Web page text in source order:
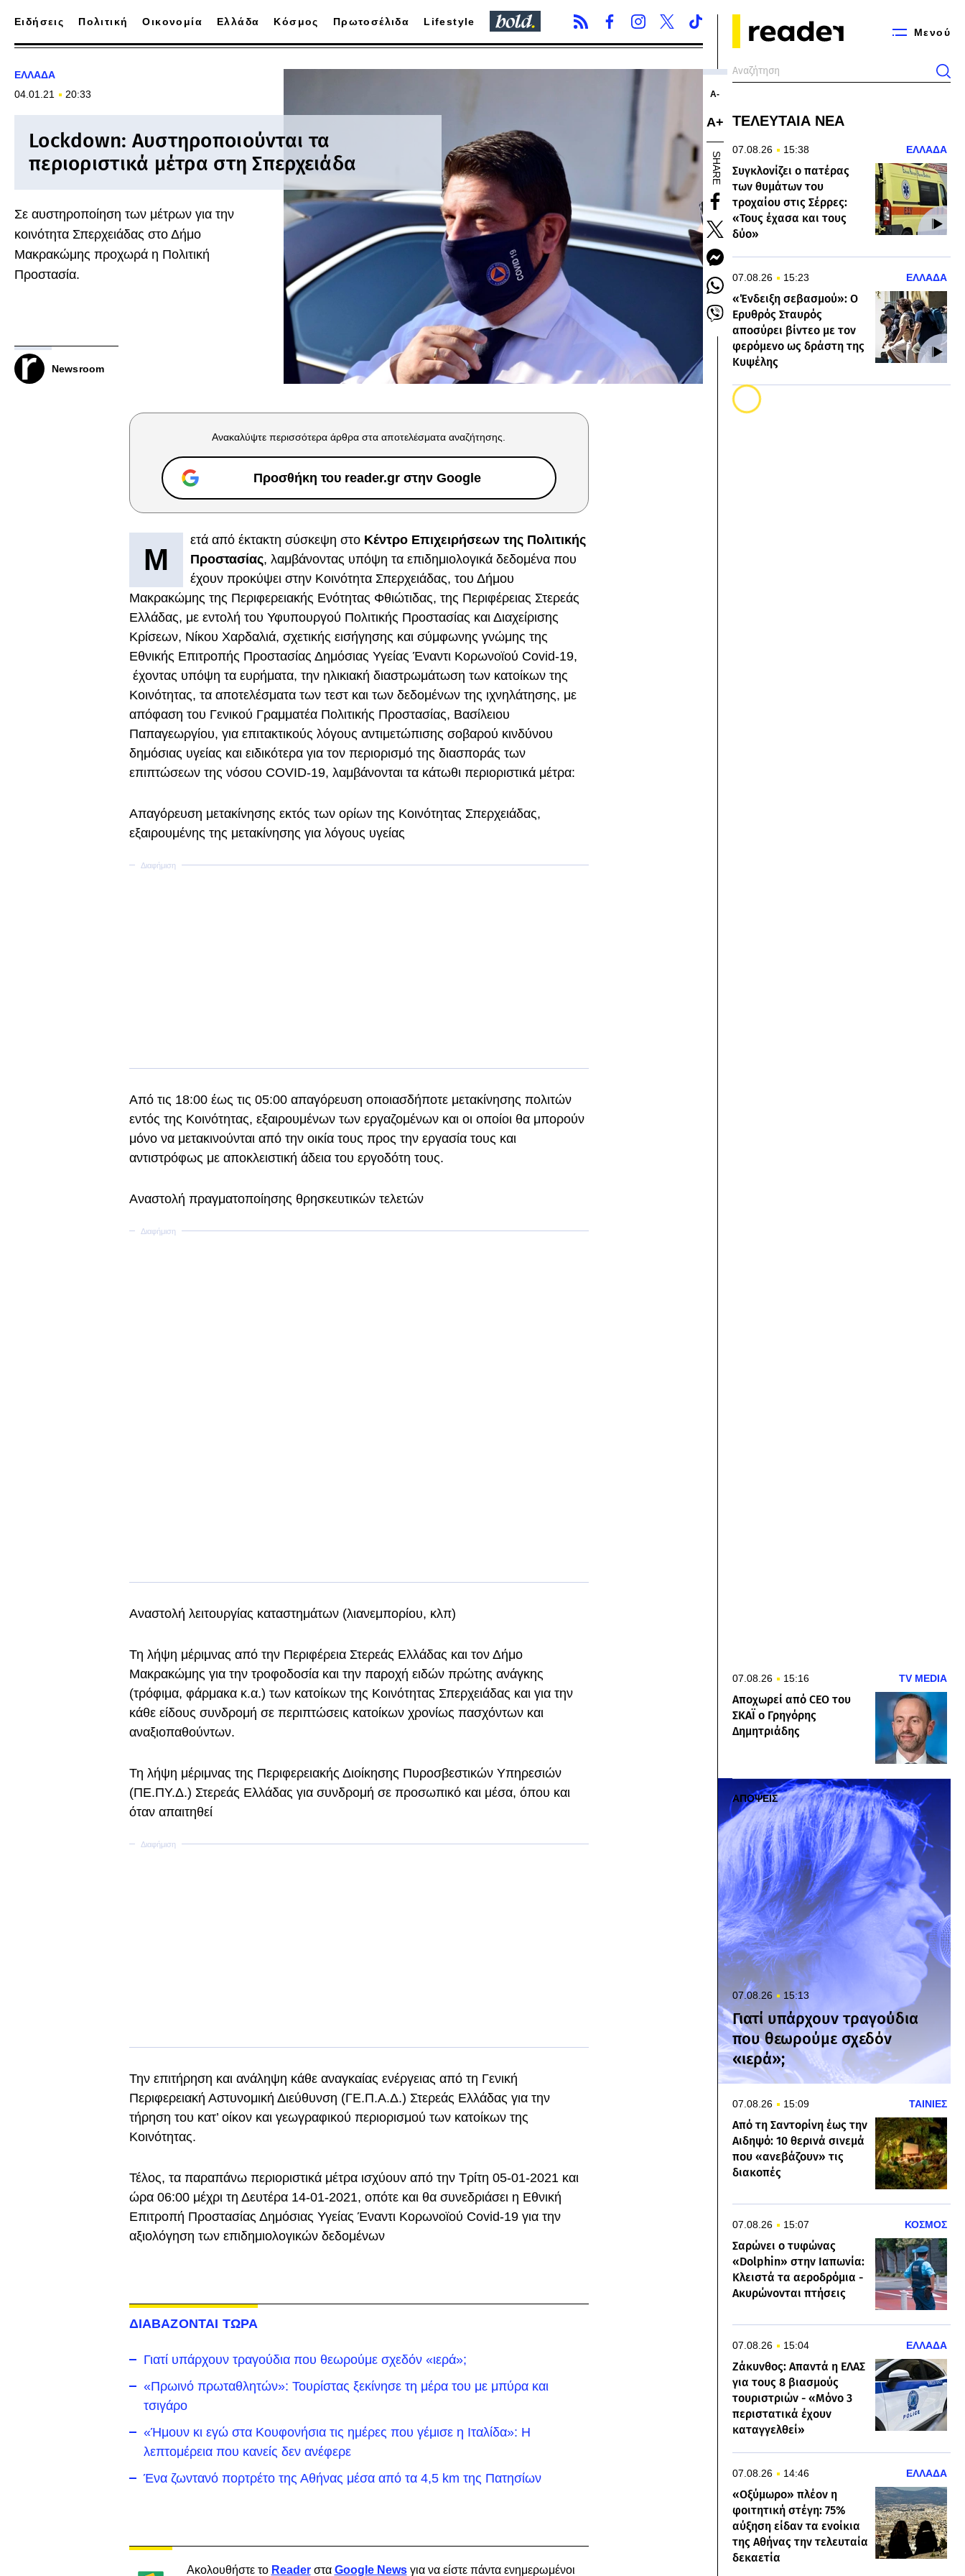
Μενού
Ειδήσεις Πολιτική Οικονομία Ελλάδα Κόσμος Πρωτοσέλιδα Lifestyle
ΕΛΛΑΔΑ
04.01.21
20:33
Lockdown: Αυστηροποιούνται τα
περιοριστικά μέτρα στη Σπερχειάδα
Σε αυστηροποίηση των μέτρων για την
κοινότητα Σπερχειάδας στο Δήμο
Μακρακώμης προχωρά η Πολιτική
Προστασία.
Newsroom
Α-
Α+
SHARE
Ανακαλύψτε περισσότερα άρθρα στα αποτελέσματα αναζήτησης.
Προσθήκη του reader.gr στην Google
Μ
ετά από έκτακτη σύσκεψη στο Κέντρο Επιχειρήσεων της Πολιτικής
Προστασίας, λαμβάνοντας υπόψη τα επιδημιολογικά δεδομένα που
έχουν προκύψει στην Κοινότητα Σπερχειάδας, του Δήμου
Μακρακώμης της Περιφερειακής Ενότητας Φθιώτιδας, της Περιφέρειας Στερεάς
Ελλάδας, με εντολή του Υφυπουργού Πολιτικής Προστασίας και Διαχείρισης
Κρίσεων, Νίκου Χαρδαλιά, σχετικής εισήγησης και σύμφωνης γνώμης της
Εθνικής Επιτροπής Προστασίας Δημόσιας Υγείας Έναντι Κορωνοϊού Covid-19,
έχοντας υπόψη τα ευρήματα, την ηλικιακή διαστρωμάτωση των κατοίκων της
Κοινότητας, τα αποτελέσματα των τεστ και των δεδομένων της ιχνηλάτησης, με
απόφαση του Γενικού Γραμματέα Πολιτικής Προστασίας, Βασίλειου
Παπαγεωργίου, για επιτακτικούς λόγους αντιμετώπισης σοβαρού κινδύνου
δημόσιας υγείας και ειδικότερα για τον περιορισμό της διασποράς των
επιπτώσεων της νόσου COVID-19, λαμβάνονται τα κάτωθι περιοριστικά μέτρα:
Απαγόρευση μετακίνησης εκτός των ορίων της Κοινότητας Σπερχειάδας,
εξαιρουμένης της μετακίνησης για λόγους υγείας
Από τις 18:00 έως τις 05:00 απαγόρευση οποιασδήποτε μετακίνησης πολιτών
εντός της Κοινότητας, εξαιρουμένων των εργαζομένων και οι οποίοι θα μπορούν
μόνο να μετακινούνται από την οικία τους προς την εργασία τους και
αντιστρόφως με αποκλειστική άδεια του εργοδότη τους.
Αναστολή πραγματοποίησης θρησκευτικών τελετών
Αναστολή λειτουργίας καταστημάτων (λιανεμπορίου, κλπ)
Τη λήψη μέριμνας από την Περιφέρεια Στερεάς Ελλάδας και τον Δήμο
Μακρακώμης για την τροφοδοσία και την παροχή ειδών πρώτης ανάγκης
(τρόφιμα, φάρμακα κ.α.) των κατοίκων της Κοινότητας Σπερχειάδας και για την
κάθε είδους συνδρομή σε περιπτώσεις κατοίκων χρονίως πασχόντων και
αναξιοπαθούντων.
Τη λήψη μέριμνας της Περιφερειακής Διοίκησης Πυροσβεστικών Υπηρεσιών
(ΠΕ.ΠΥ.Δ.) Στερεάς Ελλάδας για συνδρομή σε προσωπικό και μέσα, όπου και
όταν απαιτηθεί
Την επιτήρηση και ανάληψη κάθε αναγκαίας ενέργειας από τη Γενική
Περιφερειακή Αστυνομική Διεύθυνση (ΓΕ.Π.Α.Δ.) Στερεάς Ελλάδας για την
τήρηση του κατ’ οίκον και γεωγραφικού περιορισμού των κατοίκων της
Κοινότητας.
Τέλος, τα παραπάνω περιοριστικά μέτρα ισχύουν από την Τρίτη 05-01-2021 και
ώρα 06:00 μέχρι τη Δευτέρα 14-01-2021, οπότε και θα συνεδριάσει η Εθνική
Επιτροπή Προστασίας Δημόσιας Υγείας Έναντι Κορωνοϊού Covid-19 για την
αξιολόγηση των επιδημιολογικών δεδομένων
ΔΙΑΒΑΖΟΝΤΑΙ ΤΩΡΑ
Γιατί υπάρχουν τραγούδια που θεωρούμε σχεδόν «ιερά»;
«Πρωινό πρωταθλητών»: Τουρίστας ξεκίνησε τη μέρα του με μπύρα και
τσιγάρο
«Ήμουν κι εγώ στα Κουφονήσια τις ημέρες που γέμισε η Ιταλίδα»: Η
λεπτομέρεια που κανείς δεν ανέφερε
Ένα ζωντανό πορτρέτο της Αθήνας μέσα από τα 4,5 km της Πατησίων
Ακολουθήστε το Readerστα Google Newsγια να είστε πάντα ενημερωμένοι
ΤΕΛΕΥΤΑΙΑ ΝΕΑ
07.08.26 15:38 ΕΛΛΑΔΑ
Συγκλονίζει ο πατέρας
των θυμάτων του
τροχαίου στις Σέρρες:
«Τους έχασα και τους
δύο»
07.08.26 15:23 ΕΛΛΑΔΑ
«Ένδειξη σεβασμού»: Ο
Ερυθρός Σταυρός
αποσύρει βίντεο με τον
φερόμενο ως δράστη της
Κυψέλης
07.08.26 15:16 TV MEDIA
Αποχωρεί από CEO του
ΣΚΑΪ ο Γρηγόρης
Δημητριάδης
ΑΠΟΨΕΙΣ
07.08.26 15:13
Γιατί υπάρχουν τραγούδια
που θεωρούμε σχεδόν
«ιερά»;
07.08.26 15:09 ΤΑΙΝΙΕΣ
Από τη Σαντορίνη έως την
Αιδηψό: 10 θερινά σινεμά
που «ανεβάζουν» τις
διακοπές
07.08.26 15:07 ΚΟΣΜΟΣ
Σαρώνει ο τυφώνας
«Dolphin» στην Ιαπωνία:
Κλειστά τα αεροδρόμια -
Ακυρώνονται πτήσεις
07.08.26 15:04 ΕΛΛΑΔΑ
Ζάκυνθος: Απαντά η ΕΛΑΣ
για τους 8 βιασμούς
τουριστριών - «Μόνο 3
περιστατικά έχουν
καταγγελθεί»
07.08.26 14:46 ΕΛΛΑΔΑ
«Οξύμωρο» πλέον η
φοιτητική στέγη: 75%
αύξηση είδαν τα ενοίκια
της Αθήνας την τελευταία
δεκαετία